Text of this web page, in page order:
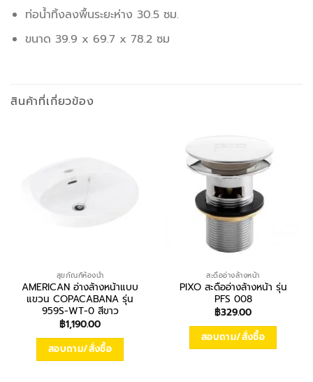
ท่อน้ำทิ้งลงพื้นระยะห่าง 30.5 ซม.
ขนาด 39.9 x 69.7 x 78.2 ซม
สินค้าที่เกี่ยวข้อง
สุขภัณฑ์ห้องน้ำ
AMERICAN อ่างล้างหน้าแบบ
แขวน COPACABANA รุ่น
959S-WT-0 สีขาว
฿1,190.00
สอบถาม/สั่งซื้อ
สะดืออ่างล้างหน้า
PIXO สะดืออ่างล้างหน้า รุ่น
PFS 008
฿329.00
สอบถาม/สั่งซื้อ